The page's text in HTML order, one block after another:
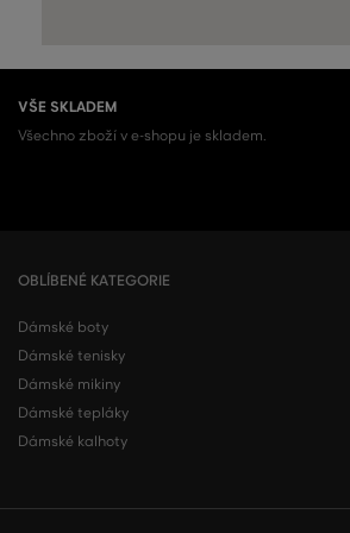
VŠE SKLADEM
Všechno zboží v e-shopu je skladem.
OBLÍBENÉ KATEGORIE
Dámské boty
Dámské tenisky
Dámské mikiny
Dámské tepláky
Dámské kalhoty